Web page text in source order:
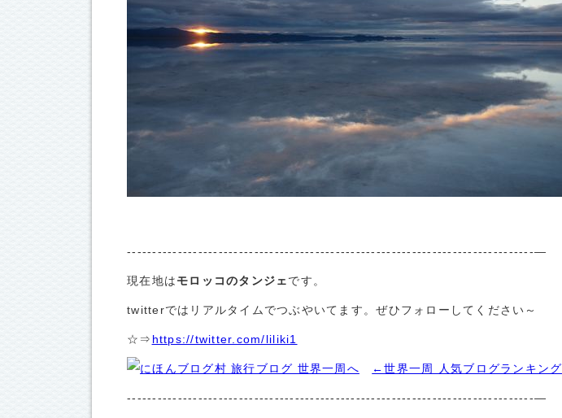
--------------------------------------------------------------------------------—
現在地はモロッコのタンジェです。
twitterではリアルタイムでつぶやいてます。ぜひフォローしてください～
☆⇒ https://twitter.com/liliki1
←世界一周 人気ブログランキング
--------------------------------------------------------------------------------—